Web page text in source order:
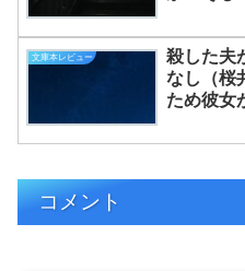
文庫本レビュー
殺した夫
なし（桜
ため彼女
コメント